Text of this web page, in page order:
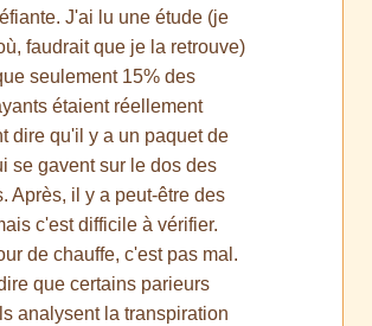
J'ai lu une étude (je
faudrait que je la retrouve)
seulement 15% des
étaient réellement
dire qu'il y a un paquet de
se gavent sur le dos des
Après, il y a peut-être des
c'est difficile à vérifier.
de chauffe, c'est pas mal.
que certains parieurs
analysent la transpiration